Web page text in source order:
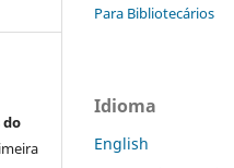
do
Para Bibliotecários
Idioma
English